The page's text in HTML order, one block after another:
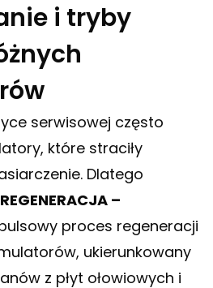
i tryby
serwisowej często
które straciły
Dlatego
REGENERACJA –
proces regeneracji
ukierunkowany
z płyt ołowiowych i